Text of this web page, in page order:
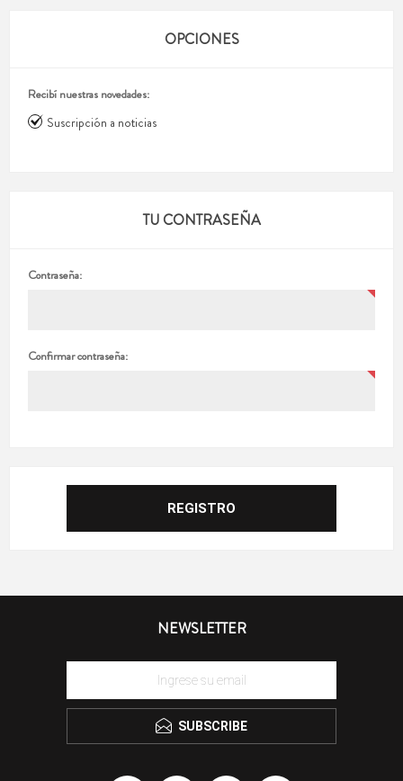
OPCIONES
Recibí nuestras novedades:
Suscripción a noticias
TU CONTRASEÑA
Contraseña:
Confirmar contraseña:
NEWSLETTER
SUBSCRIBE